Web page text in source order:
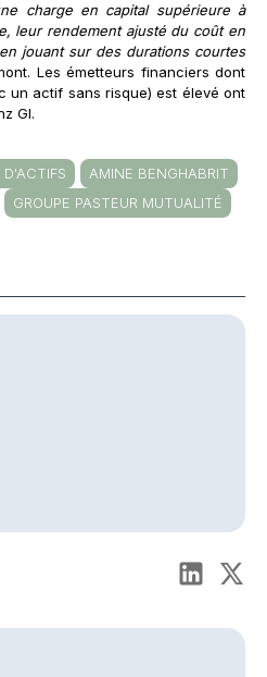
charge en capital supérieure à
leur rendement ajusté du coût en
jouant sur des durations courtes
Les émetteurs financiers dont
un actif sans risque) est élevé ont
GI.
AMINE BENGHABRIT
GROUPE PASTEUR MUTUALITÉ